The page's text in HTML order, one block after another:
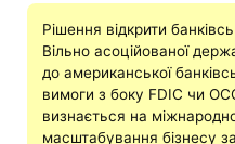
Рішення відкрити
Вільно асоційованої
до американської
вимоги з боку FDIC чи
визнається на
масштабування бізнесу